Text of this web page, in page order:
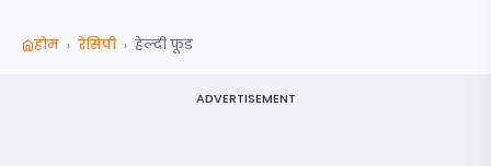
होम › रेसिपी › हेल्‍दी फूड
ADVERTISEMENT